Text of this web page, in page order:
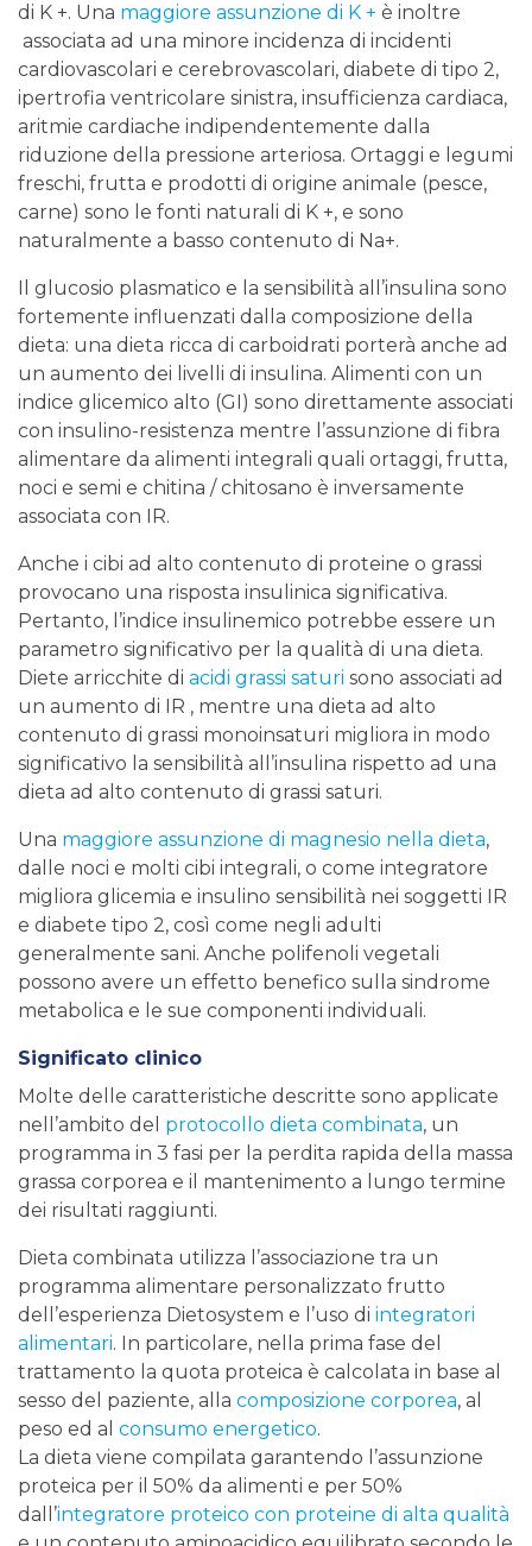
di K +. Una maggiore assunzione di K + è inoltre
associata ad una minore incidenza di incidenti
cardiovascolari e cerebrovascolari, diabete di tipo 2,
ipertrofia ventricolare sinistra, insufficienza cardiaca,
aritmie cardiache indipendentemente dalla
riduzione della pressione arteriosa. Ortaggi e legumi
freschi, frutta e prodotti di origine animale (pesce,
carne) sono le fonti naturali di K +, e sono
naturalmente a basso contenuto di Na+.
Il glucosio plasmatico e la sensibilità all’insulina sono
fortemente influenzati dalla composizione della
dieta: una dieta ricca di carboidrati porterà anche ad
un aumento dei livelli di insulina. Alimenti con un
indice glicemico alto (GI) sono direttamente associati
con insulino-resistenza mentre l’assunzione di fibra
alimentare da alimenti integrali quali ortaggi, frutta,
noci e semi e chitina / chitosano è inversamente
associata con IR.
Anche i cibi ad alto contenuto di proteine ​​o grassi
provocano una risposta insulinica significativa.
Pertanto, l’indice insulinemico potrebbe essere un
parametro significativo per la qualità di una dieta.
Diete arricchite di acidi grassi saturi sono associati ad
un aumento di IR , mentre una dieta ad alto
contenuto di grassi monoinsaturi migliora in modo
significativo la sensibilità all’insulina rispetto ad una
dieta ad alto contenuto di grassi saturi.
Una maggiore assunzione di magnesio nella dieta,
dalle noci e molti cibi integrali, o come integratore
migliora glicemia e insulino sensibilità nei soggetti IR
e diabete tipo 2, così come negli adulti
generalmente sani. Anche polifenoli vegetali
possono avere un effetto benefico sulla sindrome
metabolica e le sue componenti individuali.
Significato clinico
Molte delle caratteristiche descritte sono applicate
nell’ambito del protocollo dieta combinata, un
programma in 3 fasi per la perdita rapida della massa
grassa corporea e il mantenimento a lungo termine
dei risultati raggiunti.
Dieta combinata utilizza l’associazione tra un
programma alimentare personalizzato frutto
dell’esperienza Dietosystem e l’uso di integratori
alimentari. In particolare, nella prima fase del
trattamento la quota proteica è calcolata in base al
sesso del paziente, alla composizione corporea, al
peso ed al consumo energetico.
La dieta viene compilata garantendo l’assunzione
proteica per il 50% da alimenti e per 50%
dall’integratore proteico con proteine di alta qualità